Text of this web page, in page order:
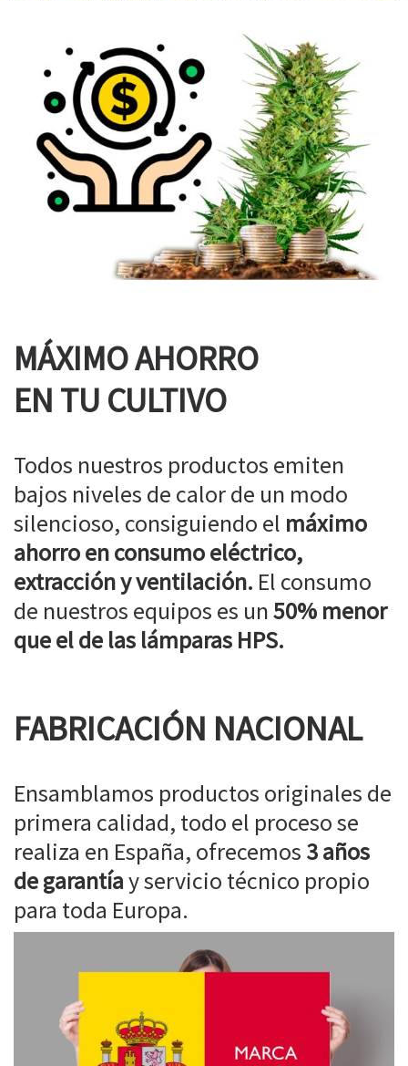
MÁXIMO AHORRO
EN TU CULTIVO
Todos nuestros productos emiten
bajos niveles de calor de un modo
silencioso, consiguiendo el máximo
ahorro en consumo eléctrico,
extracción y ventilación. El consumo
de nuestros equipos es un50% menor
que el de las lámparas HPS.
FABRICACIÓN NACIONAL
Ensamblamos productos originales de
primera calidad, todo el proceso se
realiza en España, ofrecemos 3 años
de garantíay servicio técnico propio
para toda Europa.